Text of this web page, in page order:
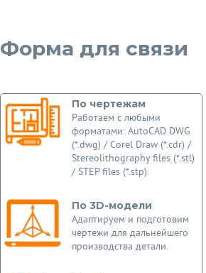
Форма для связи
По чертежам
Работаем с любыми
форматами: AutoCAD DWG
(*.dwg) / Corel Draw (*.cdr) /
Stereolithography files (*.stl)
/ STEP files (*.stp).
По 3D-модели
Адаптируем и подготовим
чертежи для дальнейшего
производства детали.